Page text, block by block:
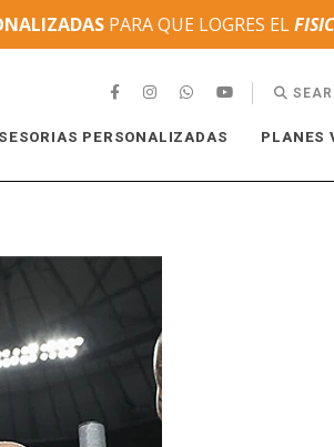
PARA QUE LOGRES EL
PERSONALIZADAS PLANES